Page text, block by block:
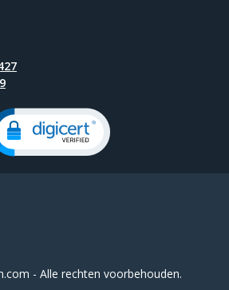
- Alle rechten voorbehouden.